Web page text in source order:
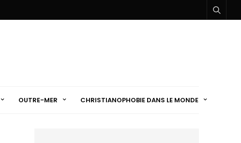
OUTRE-MER CHRISTIANOPHOBIE DANS LE MONDE